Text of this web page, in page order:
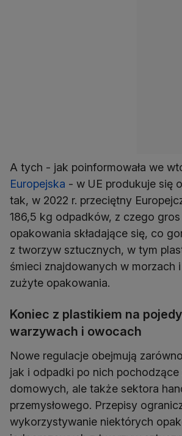
A tych - jak poinformowała we
Europejska - w UE produkuje się
tak, w 2022 r. przeciętny
186,5 kg odpadków, z czego gros
opakowania składające się, co
z tworzyw sztucznych, w tym
śmieci znajdowanych w morzach
zużyte opakowania.
Koniec z plastikiem na
warzywach i owocach
Nowe regulacje obejmują
jak i odpadki po nich
domowych, ale także sektora
przemysłowego. Przepisy
wykorzystywanie niektórych